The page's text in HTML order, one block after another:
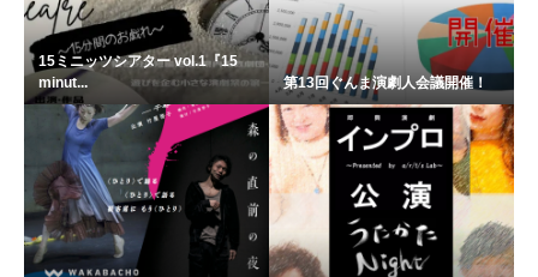
15ミニッツシアター vol.1『15
minut...
第13回ぐんま演劇人会議開催！